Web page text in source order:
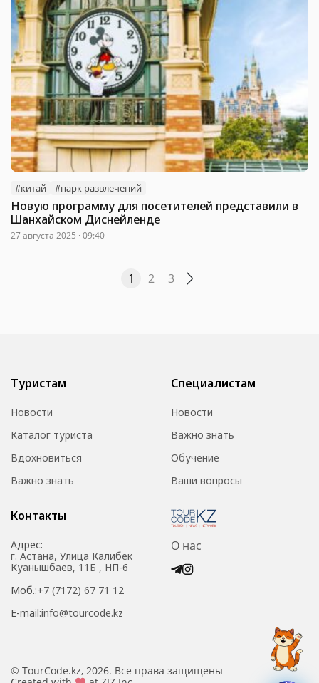
#китай #парк развлечений
Новую программу для посетителей представили в
Шанхайском Диснейленде
27 августа 2025 · 09:40
1 2 3
Туристам
Новости
Каталог туриста
Вдохновиться
Важно знать
Специалистам
Новости
Важно знать
Обучение
Ваши вопросы
Контакты
Адрес:
г. Астана, Улица Калибек
Куанышбаев, 11Б , НП-6
Моб.:+7 (7172) 67 71 12
E-mail:info@tourcode.kz
О нас
© TourCode.kz, 2026. Все права защищены